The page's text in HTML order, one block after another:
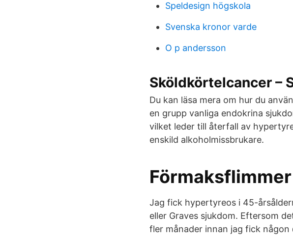
Speldesign högskola
Svenska kronor varde
O p andersson
Sköldkörtelcancer –
Du kan läsa mera om hur du
en grupp vanliga endokrina
vilket leder till återfall av
enskild alkoholmissbrukare.
Jag fick hypertyreos i 45-
eller Graves sjukdom. Eftersom
fler månader innan jag fick någon